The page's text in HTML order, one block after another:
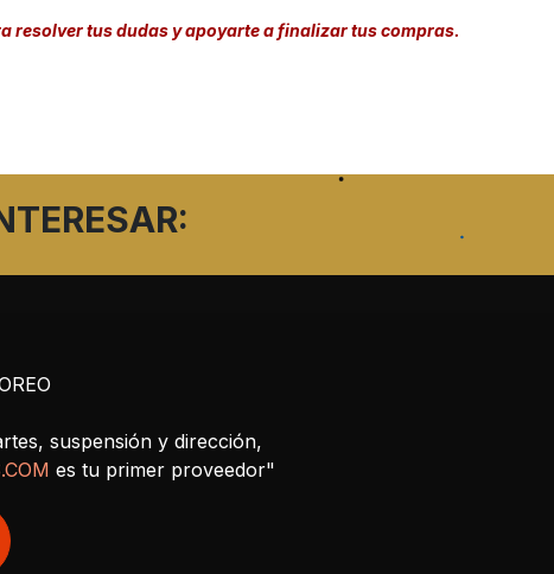
resolver tus dudas y apoyarte a finalizar tus compras.
suspensión y dirección,
es tu primer proveedor"